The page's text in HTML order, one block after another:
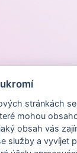
stránkách
mohou
obsah vás
služby a vyvíjet